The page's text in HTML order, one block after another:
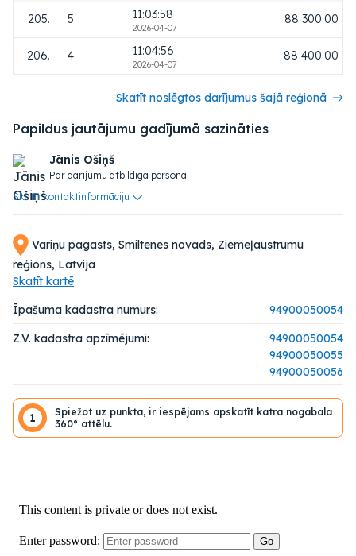
Variņu pagasts, Smiltenes novads, Ziemeļaustrumu
reģions, Latvija
Skatīt kartē
Īpašuma kadastra numurs:
94900050054
Z.V. kadastra apzīmējumi:
94900050054
94900050055
94900050056
1
Spiežot uz punkta, ir iespējams apskatīt katra nogabala
360° attēlu.
205. 5 11:03:58
2026-04-07
88 300.00
206. 4 11:04:56
2026-04-07
88 400.00
Skatīt noslēgtos darījumus šajā reģionā
Papildus jautājumu gadījumā sazināties
Jānis Ošiņš
Par darījumu atbildīgā persona
Skatīt kontaktinformāciju